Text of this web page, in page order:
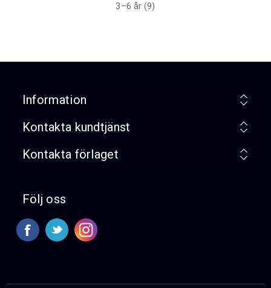
3–6 år (9)
Information
Kontakta kundtjänst
Kontakta förlaget
Följ oss